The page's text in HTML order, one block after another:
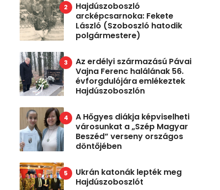
Hajdúszoboszló
arcképcsarnoka: Fekete
László (Szoboszló hatodik
polgármestere)
Az erdélyi származású Pávai
Vajna Ferenc halálának 56.
évforgdulójára emlékeztek
Hajdúszoboszlón
A Hőgyes diákja képviselheti
városunkat a „Szép Magyar
Beszéd” verseny országos
döntőjében
Ukrán katonák lepték meg
Hajdúszoboszlót